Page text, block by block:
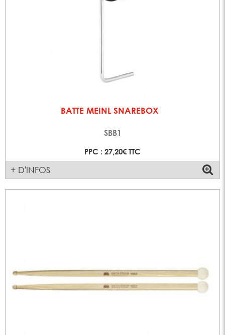
BATTE MEINL SNAREBOX
SBB1
PPC : 27,20€ TTC
+ D'INFOS